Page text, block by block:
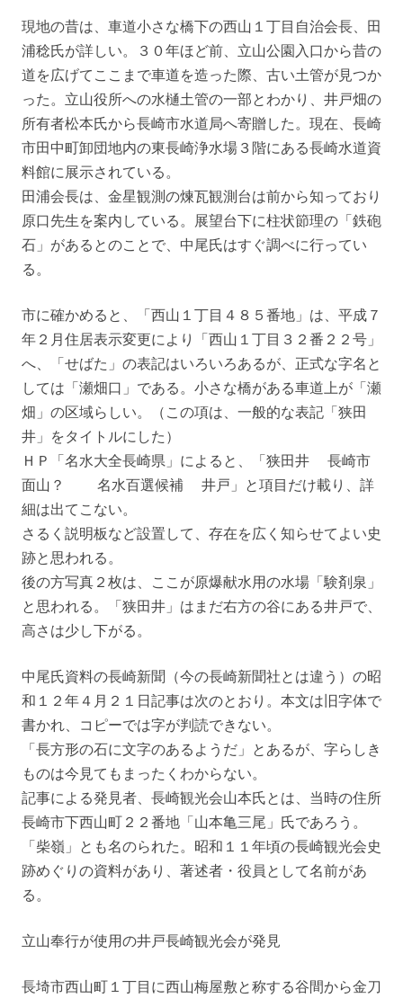
現地の昔は、車道小さな橋下の西山１丁目自治会長、田
浦稔氏が詳しい。３０年ほど前、立山公園入口から昔の
道を広げてここまで車道を造った際、古い土管が見つか
った。立山役所への水樋土管の一部とわかり、井戸畑の
所有者松本氏から長崎市水道局へ寄贈した。現在、長崎
市田中町卸団地内の東長崎浄水場３階にある長崎水道資
料館に展示されている。
田浦会長は、金星観測の煉瓦観測台は前から知っており
原口先生を案内している。展望台下に柱状節理の「鉄砲
石」があるとのことで、中尾氏はすぐ調べに行ってい
る。
市に確かめると、「西山１丁目４８５番地」は、平成７
年２月住居表示変更により「西山１丁目３２番２２号」
へ、「せばた」の表記はいろいろあるが、正式な字名と
しては「瀬畑口」である。小さな橋がある車道上が「瀬
畑」の区域らしい。（この項は、一般的な表記「狭田
井」をタイトルにした）
ＨＰ「名水大全長崎県」によると、「狭田井 長崎市
面山？ 名水百選候補 井戸」と項目だけ載り、詳
細は出てこない。
さるく説明板など設置して、存在を広く知らせてよい史
跡と思われる。
後の方写真２枚は、ここが原爆献水用の水場「験剤泉」
と思われる。「狭田井」はまだ右方の谷にある井戸で、
高さは少し下がる。
中尾氏資料の長崎新聞（今の長崎新聞社とは違う）の昭
和１２年４月２１日記事は次のとおり。本文は旧字体で
書かれ、コピーでは字が判読できない。
「長方形の石に文字のあるようだ」とあるが、字らしき
ものは今見てもまったくわからない。
記事による発見者、長崎観光会山本氏とは、当時の住所
長崎市下西山町２２番地「山本亀三尾」氏であろう。
「柴嶺」とも名のられた。昭和１１年頃の長崎観光会史
跡めぐりの資料があり、著述者・役員として名前があ
る。
立山奉行が使用の井戸長崎観光会が発見
長埼市西山町１丁目に西山梅屋敷と称する谷間から金刀